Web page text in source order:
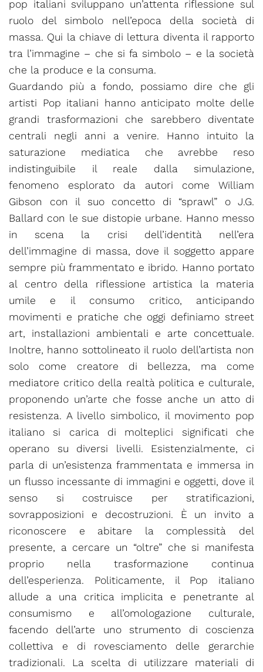
pop italiani sviluppano un’attenta riflessione sul
ruolo del simbolo nell’epoca della società di
massa. Qui la chiave di lettura diventa il rapporto
tra l’immagine – che si fa simbolo – e la società
che la produce e la consuma.
Guardando più a fondo, possiamo dire che gli
artisti Pop italiani hanno anticipato molte delle
grandi trasformazioni che sarebbero diventate
centrali negli anni a venire. Hanno intuito la
saturazione mediatica che avrebbe reso
indistinguibile il reale dalla simulazione,
fenomeno esplorato da autori come William
Gibson con il suo concetto di “sprawl” o J.G.
Ballard con le sue distopie urbane. Hanno messo
in scena la crisi dell’identità nell’era
dell’immagine di massa, dove il soggetto appare
sempre più frammentato e ibrido. Hanno portato
al centro della riflessione artistica la materia
umile e il consumo critico, anticipando
movimenti e pratiche che oggi definiamo street
art, installazioni ambientali e arte concettuale.
Inoltre, hanno sottolineato il ruolo dell’artista non
solo come creatore di bellezza, ma come
mediatore critico della realtà politica e culturale,
proponendo un’arte che fosse anche un atto di
resistenza. A livello simbolico, il movimento pop
italiano si carica di molteplici significati che
operano su diversi livelli. Esistenzialmente, ci
parla di un’esistenza frammentata e immersa in
un flusso incessante di immagini e oggetti, dove il
senso si costruisce per stratificazioni,
sovrapposizioni e decostruzioni. È un invito a
riconoscere e abitare la complessità del
presente, a cercare un “oltre” che si manifesta
proprio nella trasformazione continua
dell’esperienza. Politicamente, il Pop italiano
allude a una critica implicita e penetrante al
consumismo e all’omologazione culturale,
facendo dell’arte uno strumento di coscienza
collettiva e di rovesciamento delle gerarchie
tradizionali. La scelta di utilizzare materiali di